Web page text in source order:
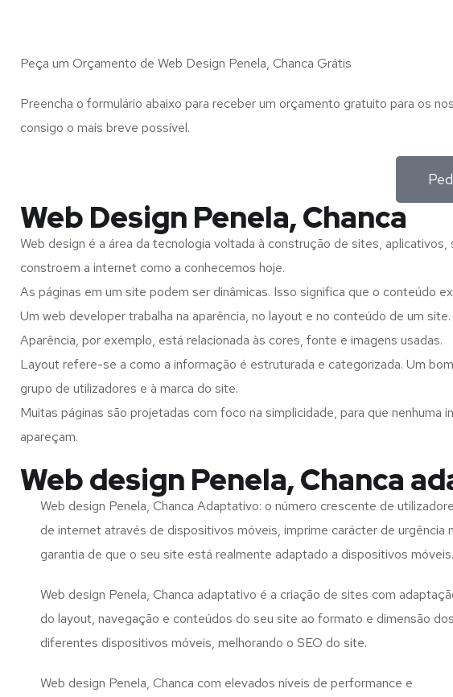
Peça um Orçamento de Web Design Penela, Chanca Grátis
Preencha o formulário abaixo para receber um orçamento gratuito para os
consigo o mais breve possível.
Web Design Penela, Chanca
Web design é a área da tecnologia voltada à construção de sites,
constroem a internet como a conhecemos hoje.
As páginas em um site podem ser dinâmicas. Isso significa que o conteúdo
Um web developer trabalha na aparência, no layout e no conteúdo de um site.
Aparência, por exemplo, está relacionada às cores, fonte e imagens usadas.
Layout refere-se a como a informação é estruturada e categorizada. Um
grupo de utilizadores e à marca do site.
Muitas páginas são projetadas com foco na simplicidade, para que
apareçam.
Web design Penela, Chanca
Web design Penela, Chanca Adaptativo: o número crescente de
de internet através de dispositivos móveis, imprime carácter de urgência
garantia de que o seu site está realmente adaptado a dispositivos móveis.
Web design Penela, Chanca adaptativo é a criação de sites com
do layout, navegação e conteúdos do seu site ao formato e dimensão dos
diferentes dispositivos móveis, melhorando o SEO do site.
Web design Penela, Chanca com elevados níveis de performance e